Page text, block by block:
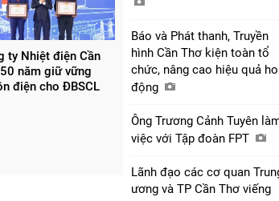
ty Nhiệt điện Cần
năm giữ vững
điện cho ĐBSCL
Báo và Phát thanh, Truyền
hình Cần Thơ kiện toàn tổ
chức, nâng cao hiệu quả
động
Ông Trương Cảnh Tuyên
việc với Tập đoàn FPT
Lãnh đạo các cơ quan
ương và TP Cần Thơ viếng